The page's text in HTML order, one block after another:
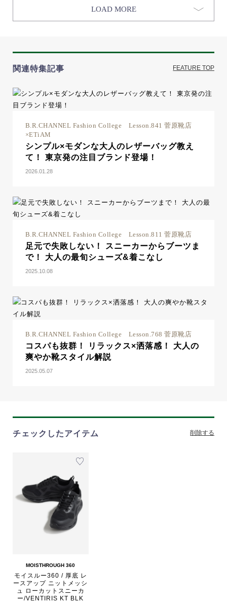
LOAD MORE
関連特集記事 FEATURE TOP
B.R.CHANNEL Fashion College Lesson.841 菅原靴店
×ETiAM
シンプル×モダンな大人のレザーバッグ教え
て！ 東京発の注目ブランド登場！
2026.01.28
B.R.CHANNEL Fashion College Lesson.811 菅原靴店
足元で失敗しない！ スニーカーからブーツま
で！ 大人の最旬シューズ&着こなし
2025.10.08
B.R.CHANNEL Fashion College Lesson.768 菅原靴店
コスパも抜群！ リラックス×洒落感！ 大人の
爽やか靴スタイル解説
2025.05.07
チェックしたアイテム 削除する
MOISTHROUGH 360
モイスルー360 / 厚底 レ
ースアップ ニットメッシ
ュ ローカットスニーカ
ー/VENTIRIS KT BLK